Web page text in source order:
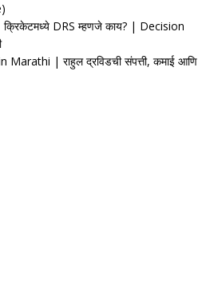
DRS म्हणजे काय? | Decision
| राहुल द्रविडची संपत्ती, कमाई आणि